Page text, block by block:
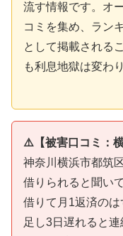
流す情報です。オ
コミを集め、ラン
として掲載される
も利息地獄は変わ
⚠️【被害口コミ：
神奈川横浜市都筑
借りられると聞い
借りて月1返済の
足し3日遅れると